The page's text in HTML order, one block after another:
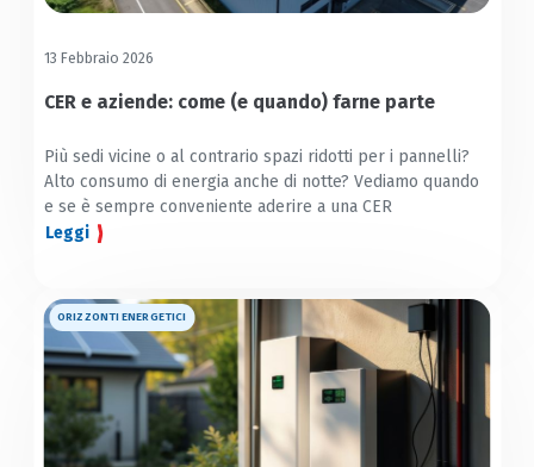
13 Febbraio 2026
CER e aziende: come (e quando) farne parte
Più sedi vicine o al contrario spazi ridotti per i pannelli?
Alto consumo di energia anche di notte? Vediamo quando
e se è sempre conveniente aderire a una CER
Leggi
ORIZZONTI ENERGETICI